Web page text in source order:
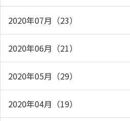
2020年07月（23）
2020年06月（21）
2020年05月（29）
2020年04月（19）